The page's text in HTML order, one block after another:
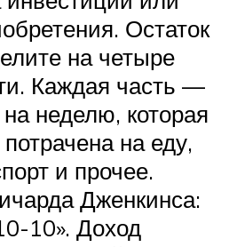
Остаток
на четыре
Каждая часть —
неделю, которая
на еду,
и прочее.
Дженкинса:
10». Доход